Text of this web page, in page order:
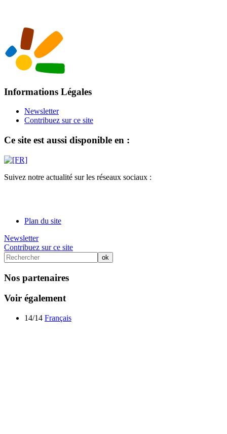
Informations Légales
Newsletter
Contribuez sur ce site
Ce site est aussi disponible en :
Suivez notre actualité sur les réseaux sociaux :
Plan du site
Newsletter
Contribuez sur ce site
Nos partenaires
Voir également
14/14 Français